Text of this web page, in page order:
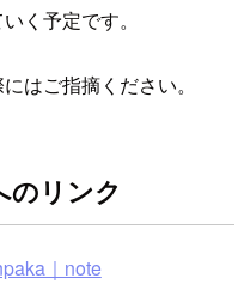
く予定です。
はご指摘ください。
のリンク
｜note